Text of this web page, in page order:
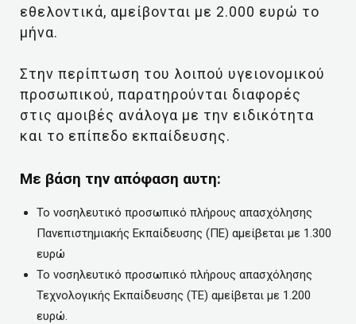
εθελοντικά, αμείβονται με 2.000 ευρώ το
μήνα.
Στην περίπτωση του λοιπού υγειονομικού
προσωπικού, παρατηρούνται διαφορές
στις αμοιβές ανάλογα με την ειδικότητα
και το επίπεδο εκπαίδευσης.
Με βάση την απόφαση αυτη:
Το νοσηλευτικό προσωπικό πλήρους απασχόλησης
Πανεπιστημιακής Εκπαίδευσης (ΠΕ) αμείβεται με 1.300
ευρώ
Το νοσηλευτικό προσωπικό πλήρους απασχόλησης
Τεχνολογικής Εκπαίδευσης (ΤΕ) αμείβεται με 1.200
ευρώ.